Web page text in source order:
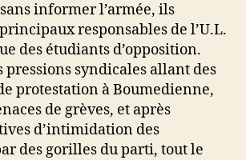
informer l’armée, ils
responsables de l’U.L.
des étudiants d’opposition.
pressions syndicales allant des
protestation à Bou­medienne,
de grèves, et après
d’intimidation des
des gorilles du parti, tout le